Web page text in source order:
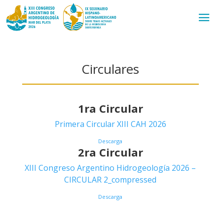
Circulares
1ra Circular
Primera Circular XIII CAH 2026
Descarga
2ra Circular
XIII Congreso Argentino Hidrogeología 2026 –
CIRCULAR 2_compressed
Descarga